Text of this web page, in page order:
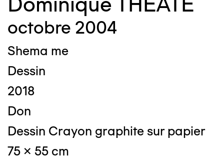
octobre 2004
Shema me
Dessin
2018
Don
Dessin Crayon graphite sur papier
75 x 55 cm